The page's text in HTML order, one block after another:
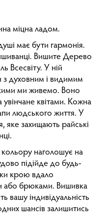
міцна ладом.
має бути гармонія.
Вишите Дерево
Всесвіту. У ній
з духовним і видимим
ми живемо. Воно
квітами. Кожна
людського життя. У
яке захищають райські
наголошує на
підійде до будь-
крою вдало
або брюками. Вишивка
вашу індивідуальність
шансів залишитись